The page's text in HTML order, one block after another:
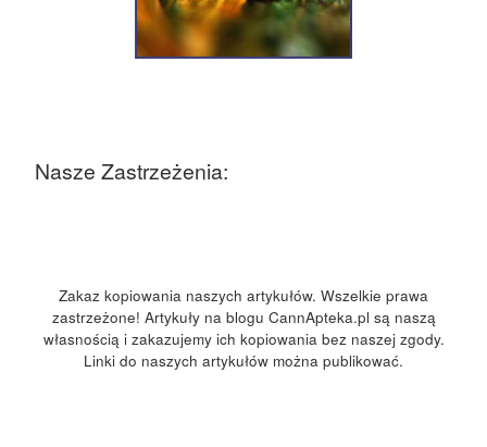
Nasze Zastrzeżenia:
Zakaz kopiowania naszych artykułów. Wszelkie prawa
zastrzeżone! Artykuły na blogu CannApteka.pl są naszą
własnością i zakazujemy ich kopiowania bez naszej zgody.
Linki do naszych artykułów można publikować.